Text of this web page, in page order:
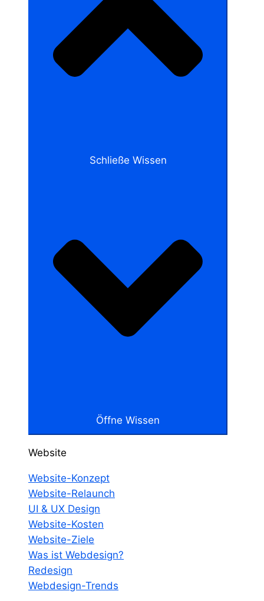
Schließe Wissen
Öffne Wissen
Website
Website-Konzept
Website-Relaunch
UI & UX Design
Website-Kosten
Website-Ziele
Was ist Webdesign?
Redesign
Webdesign-Trends